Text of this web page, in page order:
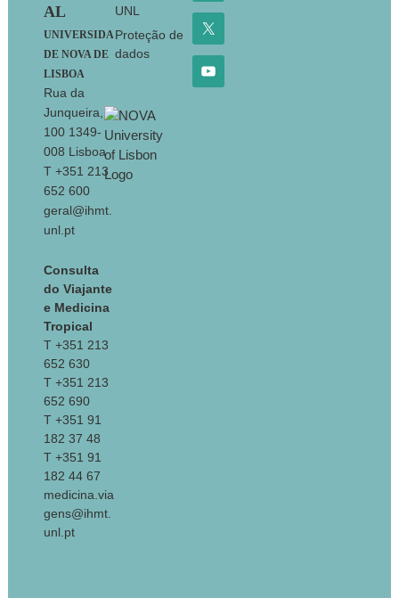
AL
UNIVERSIDA
DE NOVA DE
LISBOA
Rua da
Junqueira,
100 1349-
008 Lisboa
T +351 213
652 600
geral@ihmt.
unl.pt
Consulta
do Viajante
e Medicina
Tropical
T +351 213
652 630
T +351 213
652 690
T +351 91
182 37 48
T +351 91
182 44 67
medicina.via
gens@ihmt.
unl.pt
UNL
Proteção de
dados